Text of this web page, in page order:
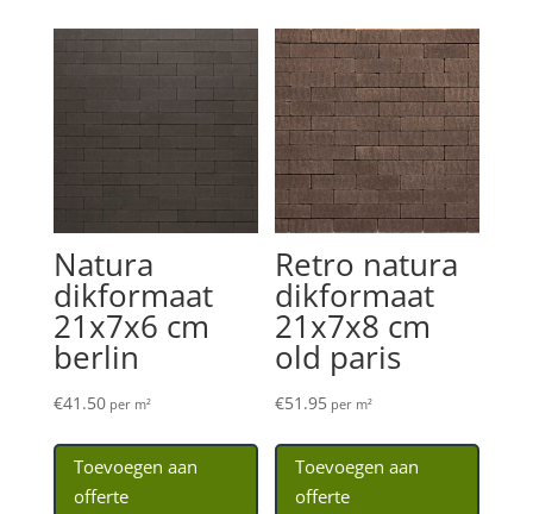
Natura
dikformaat
21x7x6 cm
berlin
€41.50per m²
Toevoegen aan
offerte
Retro natura
dikformaat
21x7x8 cm
old paris
€51.95 per m²
Toevoegen aan
offerte